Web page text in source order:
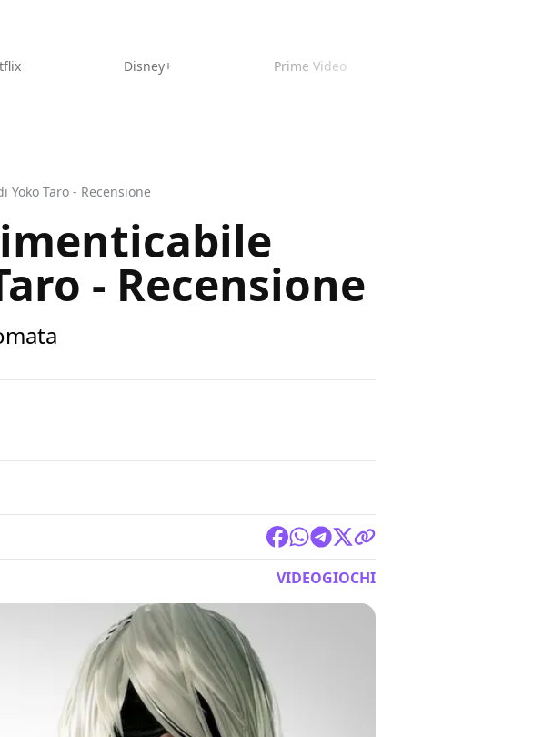
Disney+ Prime Video
Taro - Recensione
- Recensione
VIDEOGIOCHI